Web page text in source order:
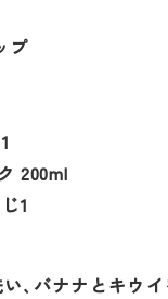
プ
200ml
1
、バナナとキウ